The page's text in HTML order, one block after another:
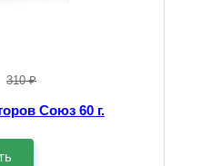
310 ₽
Союз 60 г.